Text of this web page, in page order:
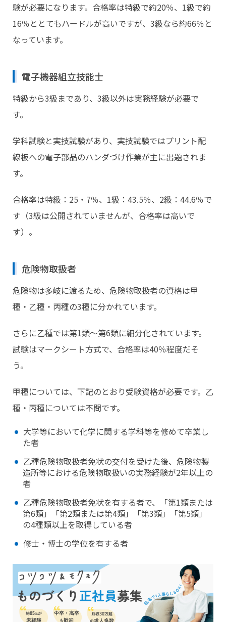
験が必要になります。合格率は特級で約20％、1級で約
16％ととてもハードルが高いですが、3級なら約66％と
なっています。
電子機器組立技能士
特級から3級まであり、3級以外は実務経験が必要で
す。
学科試験と実技試験があり、実技試験ではプリント配
線板への電子部品のハンダづけ作業が主に出題されま
す。
合格率は特級：25・7％、1級：43.5％、2級：44.6％で
す（3級は公開されていませんが、合格率は高いで
す）。
危険物取扱者
危険物は多岐に渡るため、危険物取扱者の資格は甲
種・乙種・丙種の3種に分かれています。
さらに乙種では第1類～第6類に細分化されています。
試験はマークシート方式で、合格率は40％程度だそ
う。
甲種については、下記のとおり受験資格が必要です。乙
種・丙種については不問です。
大学等において化学に関する学科等を修めて卒業し
た者
乙種危険物取扱者免状の交付を受けた後、危険物製
造所等における危険物取扱いの実務経験が2年以上の
者
乙種危険物取扱者免状を有する者で、「第1類または
第6類」「第2類または第4類」「第3類」「第5類」
の4種類以上を取得している者
修士・博士の学位を有する者